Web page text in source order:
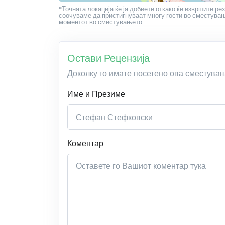
*Точната локација ќе ја добиете откако ќе извршите
соочуваме да пристигнуваат многу гости во
моментот во сместувањето.
Остави Рецензија
Доколку го имате посетено ова
Име и Презиме
Коментар